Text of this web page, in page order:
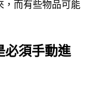
，而有些物品可能
必須手動進